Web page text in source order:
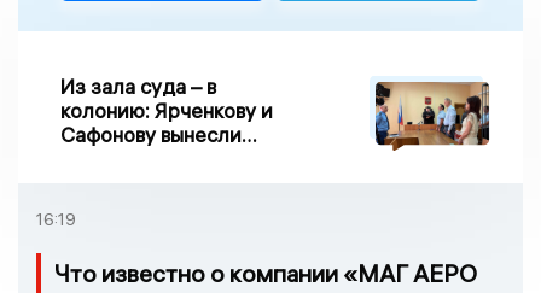
Из зала суда – в
колонию: Ярченкову и
Сафонову вынесли
16:19
Что известно о компании «МАГ АЕРО